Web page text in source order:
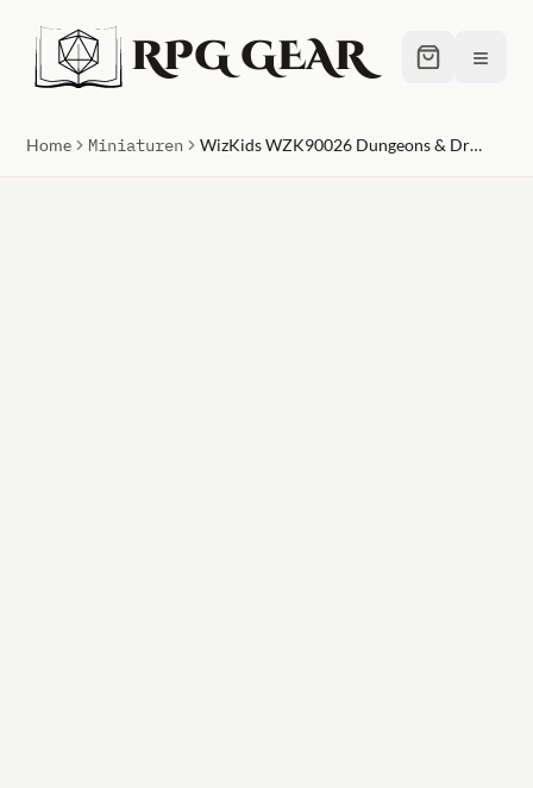
RPG GEAR ≡
Home Miniaturen WizKids WZK90026 Dungeons & Dragons Nolzurs Marvelous Unpainted Harpy & Arakocra W11 Miniature